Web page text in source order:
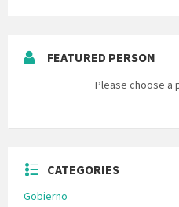
FEATURED PERSON
Please choose a
CATEGORIES
Gobierno